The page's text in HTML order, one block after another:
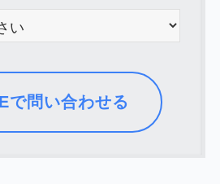
で問い合わせる